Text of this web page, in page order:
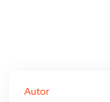
Autor